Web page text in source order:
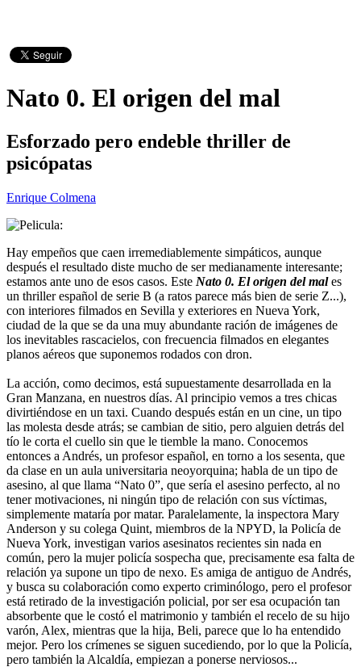
Nato 0. El origen del mal
Esforzado pero endeble thriller de
psicópatas
Enrique Colmena
Hay empeños que caen irremediablemente simpáticos, aunque
después el resultado diste mucho de ser medianamente interesante;
estamos ante uno de esos casos. Este Nato 0. El origen del males
un thriller español de serie B (a ratos parece más bien de serie Z...),
con interiores filmados en Sevilla y exteriores en Nueva York,
ciudad de la que se da una muy abundante ración de imágenes de
los inevitables rascacielos, con frecuencia filmados en elegantes
planos aéreos que suponemos rodados con dron.
La acción, como decimos, está supuestamente desarrollada en la
Gran Manzana, en nuestros días. Al principio vemos a tres chicas
divirtiéndose en un taxi. Cuando después están en un cine, un tipo
las molesta desde atrás; se cambian de sitio, pero alguien detrás del
tío le corta el cuello sin que le tiemble la mano. Conocemos
entonces a Andrés, un profesor español, en torno a los sesenta, que
da clase en un aula universitaria neoyorquina; habla de un tipo de
asesino, al que llama “Nato 0”, que sería el asesino perfecto, al no
tener motivaciones, ni ningún tipo de relación con sus víctimas,
simplemente mataría por matar. Paralelamente, la inspectora Mary
Anderson y su colega Quint, miembros de la NPYD, la Policía de
Nueva York, investigan varios asesinatos recientes sin nada en
común, pero la mujer policía sospecha que, precisamente esa falta de
relación ya supone un tipo de nexo. Es amiga de antiguo de Andrés,
y busca su colaboración como experto criminólogo, pero el profesor
está retirado de la investigación policial, por ser esa ocupación tan
absorbente que le costó el matrimonio y también el recelo de su hijo
varón, Alex, mientras que la hija, Beli, parece que lo ha entendido
mejor. Pero los crímenes se siguen sucediendo, por lo que la Policía,
pero también la Alcaldía, empiezan a ponerse nerviosos...